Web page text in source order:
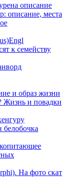
описание
описание, места
к семейству
и образ жизни
Жизнь и повадки
На фото скат